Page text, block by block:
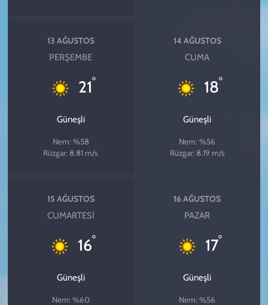
13 AĞUSTOS
PERŞEMBE
21°
Güneşli
Nem: %58
Rüzgar: 8.81 m/s
14 AĞUSTOS
CUMA
18°
Güneşli
Nem: %56
Rüzgar: 8.19 m/s
15 AĞUSTOS
CUMARTESI
16°
Güneşli
Nem: %60
16 AĞUSTOS
PAZAR
17°
Güneşli
Nem: %56